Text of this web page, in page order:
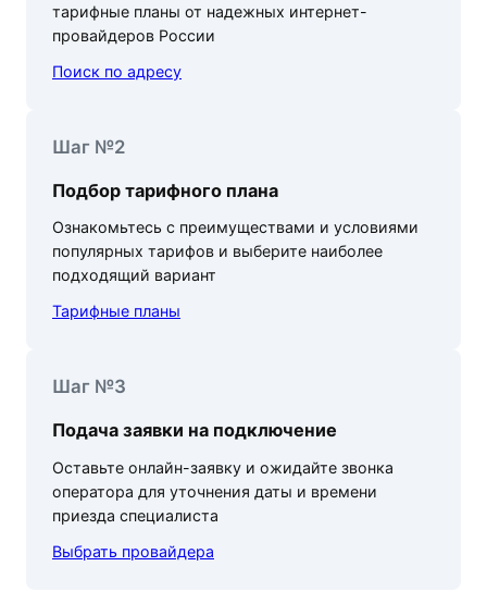
тарифные планы от надежных интернет-
провайдеров России
Поиск по адресу
Шаг №2
Подбор тарифного плана
Ознакомьтесь с преимуществами и условиями
популярных тарифов и выберите наиболее
подходящий вариант
Тарифные планы
Шаг №3
Подача заявки на подключение
Оставьте онлайн-заявку и ожидайте звонка
оператора для уточнения даты и времени
приезда специалиста
Выбрать провайдера